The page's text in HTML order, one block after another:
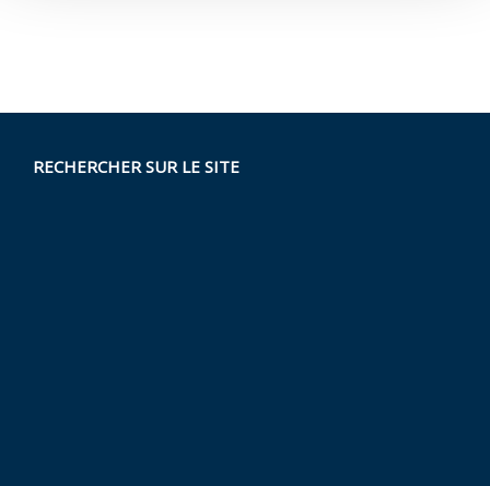
RECHERCHER SUR LE SITE